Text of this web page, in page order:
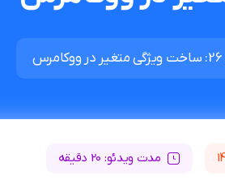
مدت ویدئو: 20 دقیقه